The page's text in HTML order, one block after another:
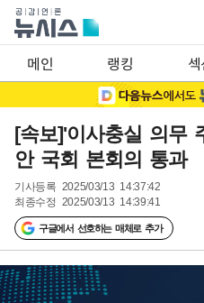
메인 랭킹
[속보]'이사충실 의무
안 국회 본회의 통과
기사등록 2025/03/13 14:37:42
최종수정 2025/03/13 14:39:41
구글에서 선호하는 매체로 추가